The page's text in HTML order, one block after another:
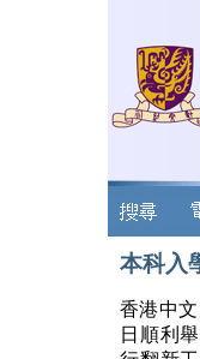
本科入
香港中
日順利